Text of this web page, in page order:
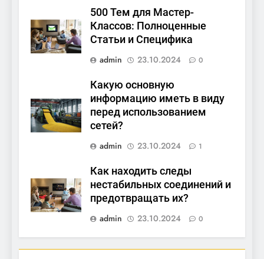
500 Тем для Мастер-
Классов: Полноценные
Статьи и Специфика
admin
23.10.2024 0
Какую основную
информацию иметь в виду
перед использованием
сетей?
admin
23.10.2024 1
Как находить следы
нестабильных соединений и
предотвращать их?
admin
23.10.2024 0